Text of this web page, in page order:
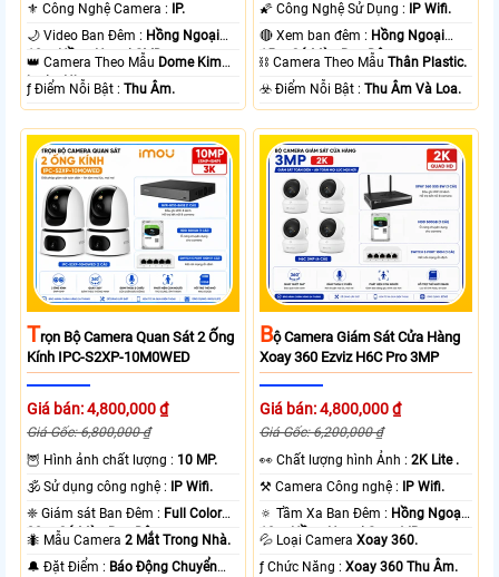
⚜️ Công Nghệ Camera :
IP.
🌙 Video Ban Đêm : Hồng Ngoại
10m Hồng Ngoại SMD.
👑 Camera Theo Mẫu Dome Kim
loại + Nhựa.
️ƒ Điểm Nỗi Bật :Thu Âm.
🌠 Công Nghệ Sử Dụng :
IP Wifi.
🔴 Xem ban đêm : Hồng Ngoại
15m Có Màu Ban Ðêm.
⛓ Camera Theo MẫuThân Plastic.
️☣️ Điểm Nỗi Bật :Thu Âm Và Loa.
TRọn Bộ Camera Quan Sát 2 Ống
Kính IPC-S2XP-10M0WED
Giá bán: 4,800,000 ₫
Giá Gốc: 6,800,000 ₫
🦉 Hình ảnh chất lượng : 10 MP.
🕉️ Sử dụng công nghệ :
IP Wifi.
❈ Giám sát Ban Đêm : Full Color
20m Có Màu Ban Ðêm.
🐜 Mẫu Camera2 Mắt Trong Nhà.
️🔔 Đặt Điểm : Báo Động Chuyển
BỘ Camera Giám Sát Cửa Hàng
Xoay 360 Ezviz H6C Pro 3MP
Giá bán: 4,800,000 ₫
Giá Gốc: 6,200,000 ₫
️👀 Chất lượng hình Ảnh :2K Lite .
⚒ Camera Công nghệ :
IP Wifi.
🔅 Tầm Xa Ban Đêm : Hồng Ngoại
10m Hồng Ngoại Smart IR.
💦 Loại CameraXoay 360.
️ƒ Chức Năng :Xoay 360 Thu Âm.